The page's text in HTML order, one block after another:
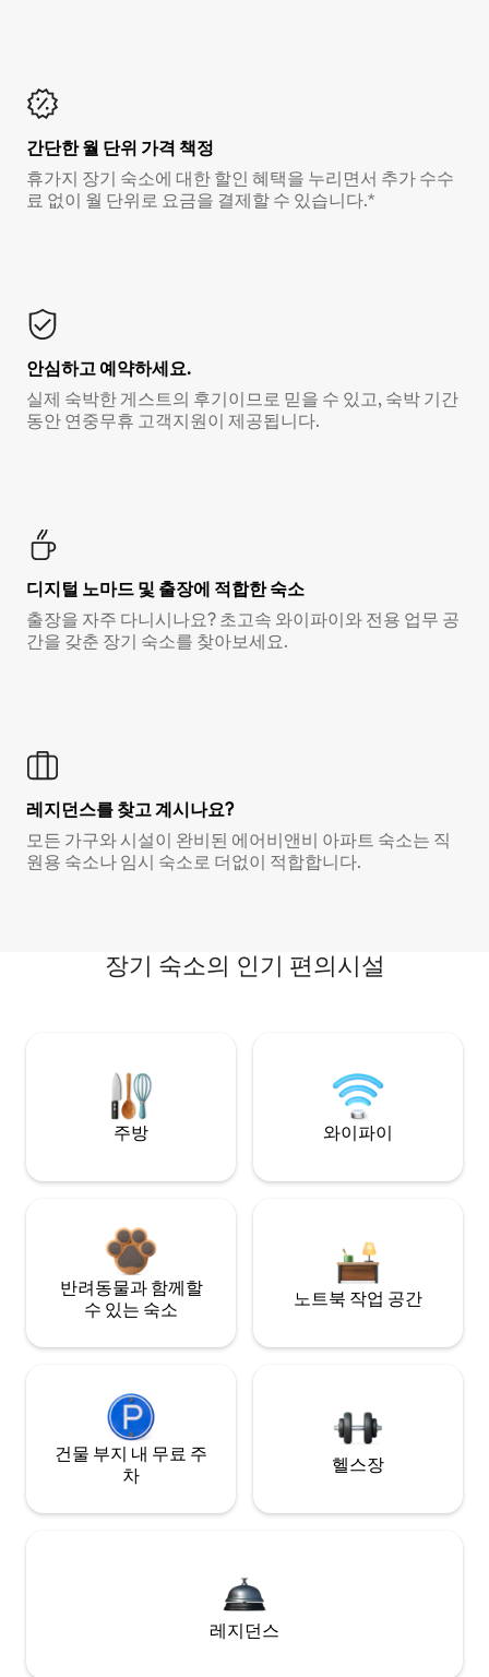
간단한 월 단위 가격 책정
휴가지 장기 숙소에 대한 할인 혜택을 누리면서 추가 수수
료 없이 월 단위로 요금을 결제할 수 있습니다.*
안심하고 예약하세요.
실제 숙박한 게스트의 후기이므로 믿을 수 있고, 숙박 기간
동안 연중무휴 고객지원이 제공됩니다.
디지털 노마드 및 출장에 적합한 숙소
출장을 자주 다니시나요? 초고속 와이파이와 전용 업무 공
간을 갖춘 장기 숙소를 찾아보세요.
레지던스를 찾고 계시나요?
모든 가구와 시설이 완비된 에어비앤비 아파트 숙소는 직
원용 숙소나 임시 숙소로 더없이 적합합니다.
장기 숙소의 인기 편의시설
주방 와이파이
반려동물과 함께할
수 있는 숙소
노트북 작업 공간
건물 부지 내 무료 주
차
헬스장
레지던스